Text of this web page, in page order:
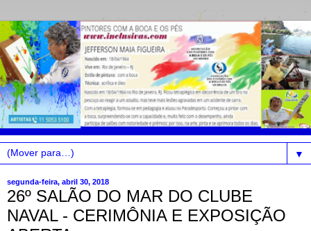
▼
segunda-feira, abril 30, 2018
26º SALÃO DO MAR DO CLUBE
NAVAL - CERIMÔNIA E EXPOSIÇÃO